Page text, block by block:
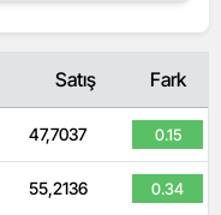
Satış Fark
47,7037 0.15
55,2136 0.34